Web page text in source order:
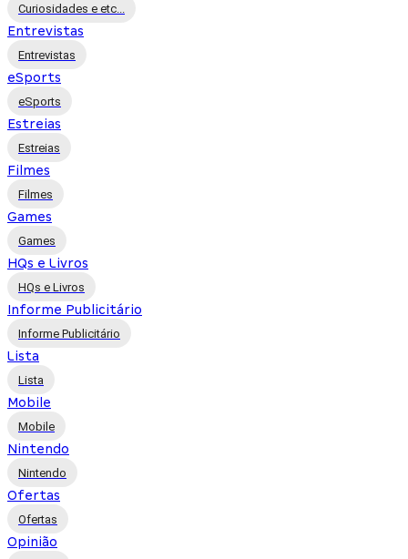
Curiosidades e etc...
Entrevistas
Entrevistas
eSports
eSports
Estreias
Estreias
Filmes
Filmes
Games
Games
HQs e Livros
HQs e Livros
Informe Publicitário
Informe Publicitário
Lista
Lista
Mobile
Mobile
Nintendo
Nintendo
Ofertas
Ofertas
Opinião